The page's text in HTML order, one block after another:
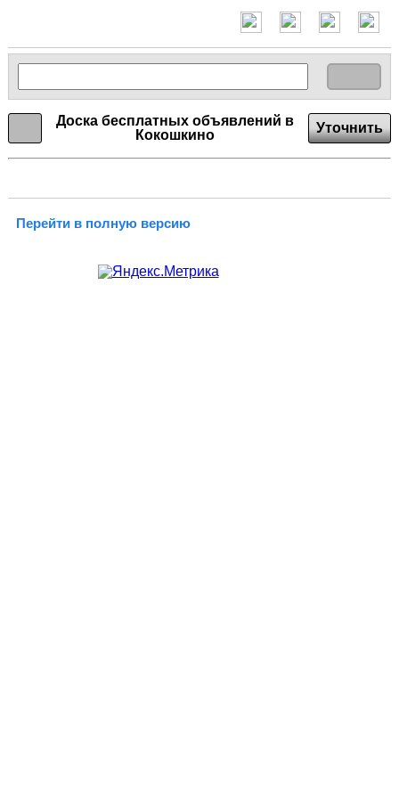
Доска бесплатных объявлений в
Кокошкино
Уточнить
Перейти в полную версию